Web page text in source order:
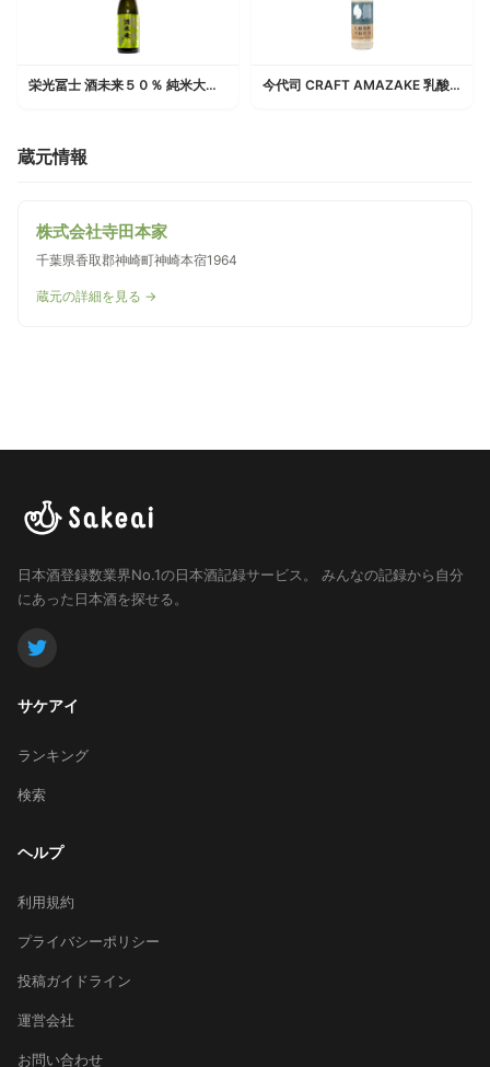
栄光冨士 酒未来５０％ 純米大吟醸無濾過生原酒 今代司 CRAFT AMAZAKE 乳酸発酵米粉甘酒
蔵元情報
株式会社寺田本家
千葉県香取郡神崎町神崎本宿1964
蔵元の詳細を見る →
日本酒登録数業界No.1の日本酒記録サービス。
みんなの記録から自分
にあった日本酒を探せる。
サケアイ
ランキング
検索
ヘルプ
利用規約
プライバシーポリシー
投稿ガイドライン
運営会社
お問い合わせ